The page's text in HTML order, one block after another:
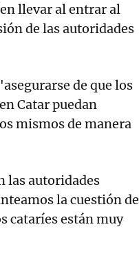
llevar al entrar al
de las autoridades
de que los
Catar puedan
mismos de manera
las autoridades
la cuestión de
cataríes están muy